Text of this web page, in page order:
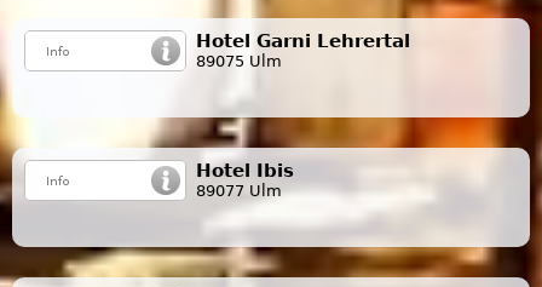
Hotel Garni Lehrertal
89075 Ulm
Hotel Ibis
89077 Ulm